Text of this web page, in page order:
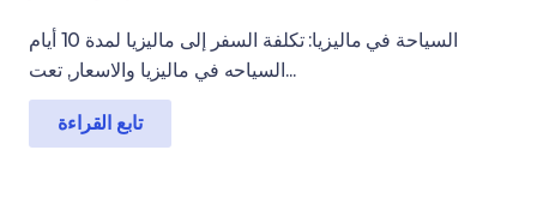
السياحة في ماليزيا: تكلفة السفر إلى ماليزيا لمدة 10 أيام
السياحه في ماليزيا والاسعار, تعت...
تابع القراءة